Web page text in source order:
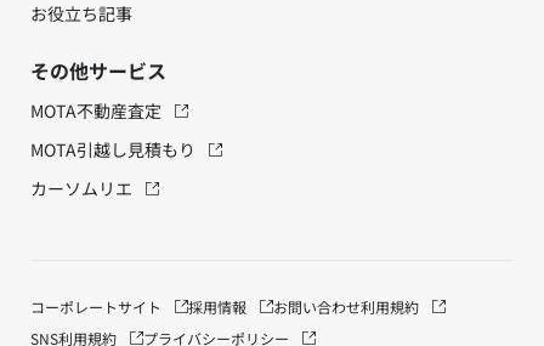
お役立ち記事
その他サービス
MOTA不動産査定
MOTA引越し見積もり
カーソムリエ
コーポレートサイト 採用情報 お問い合わせ利用規約
SNS利用規約
プライバシーポリシー